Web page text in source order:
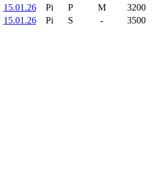
15.01.26
Pi P M 3200
15.01.26
Pi S - 3500